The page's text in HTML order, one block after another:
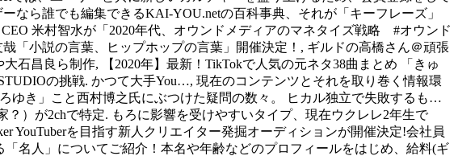
なら誰でも編集できるKAI-YOU.netの百科事典、それが「キーフレーズ」
米村智水が「2020年代、オウンドメディアのマネタイズ戦略 #オウンド
「小説の言葉、ヒップホップの言葉」開催決定！, ギルドの高橋さん＠頑張
石昌良ら制作, 【2020年】最新！TikTokで人気の元ネタ38曲まとめ 「きゅ
の挑戦. かつて大手You…, 現在のコンテンツとそれを取り巻く情報環
ゆき」こと西村博之氏にぶつけた疑問の数々。 ヒカル独立で失敗するも…
）が2chで特定. もろに影響を受けやすいタイプ、現在ウクレレ2年生で
YouTuberを目指す新人クリエイター発掘オーディションが開催決定!会社員
名人」についてご紹介！本名や年齢などのプロフィールをはじめ、給料(ギ